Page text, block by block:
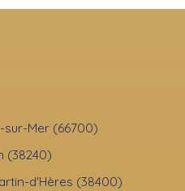
Mer (66700)
(38240)
d'Hères (38400)